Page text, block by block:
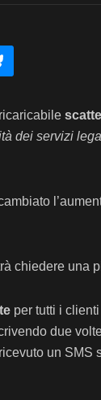
dei servizi
chiedere una
per tutti i
due
un SMS